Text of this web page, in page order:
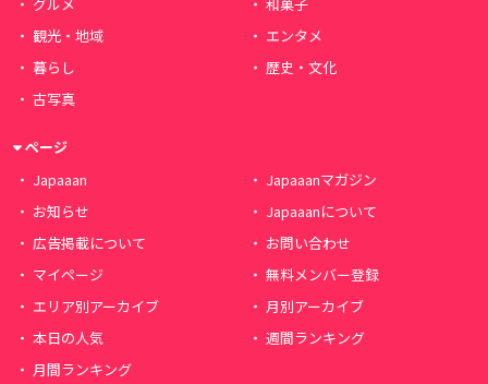
観光・地域
エンタメ
暮らし
歴史・文化
古写真
ページ
Japaaan
Japaaanマガジン
お知らせ
Japaaanについて
広告掲載について
お問い合わせ
マイページ
無料メンバー登録
エリア別アーカイブ
月別アーカイブ
本日の人気
週間ランキング
月間ランキング